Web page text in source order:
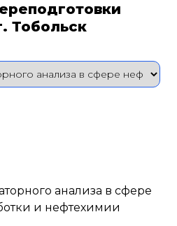
Тобольск
анализа в сфере
и нефтехимии